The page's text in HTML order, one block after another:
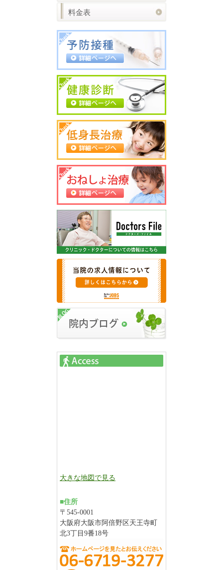
料金表
大きな地図で見る
■住所
〒545-0001
大阪府大阪市阿倍野区天王寺町
北3丁目9番18号